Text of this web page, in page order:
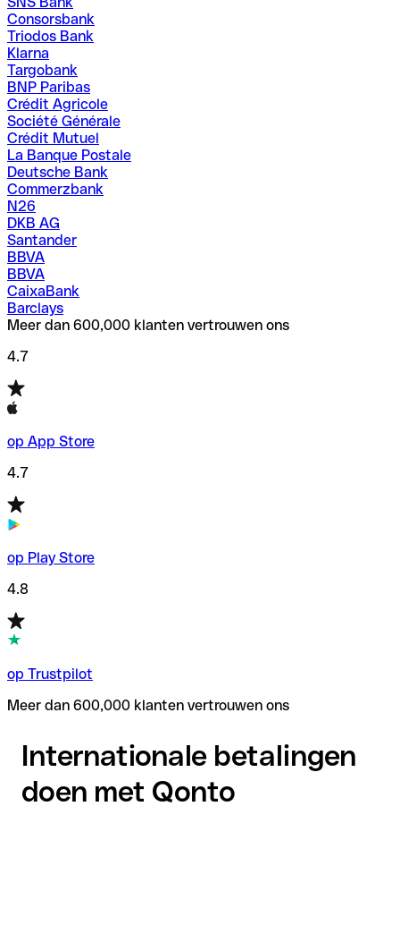
Consorsbank
Triodos Bank
Klarna
Targobank
BNP Paribas
Crédit Agricole
Société Générale
Crédit Mutuel
La Banque Postale
Deutsche Bank
Commerzbank
N26
DKB AG
Santander
BBVA
BBVA
CaixaBank
Barclays
Meer dan 600,000 klanten vertrouwen ons
4.7
op App Store
4.7
op Play Store
4.8
op Trustpilot
Meer dan 600,000 klanten vertrouwen ons
Internationale betalingen
doen met Qonto